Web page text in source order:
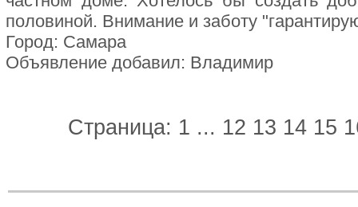
половиной. Внимание и заботу
Город: Самара
Объявление добавил: Владимир
Страница: 1 ... 12 13 14 15